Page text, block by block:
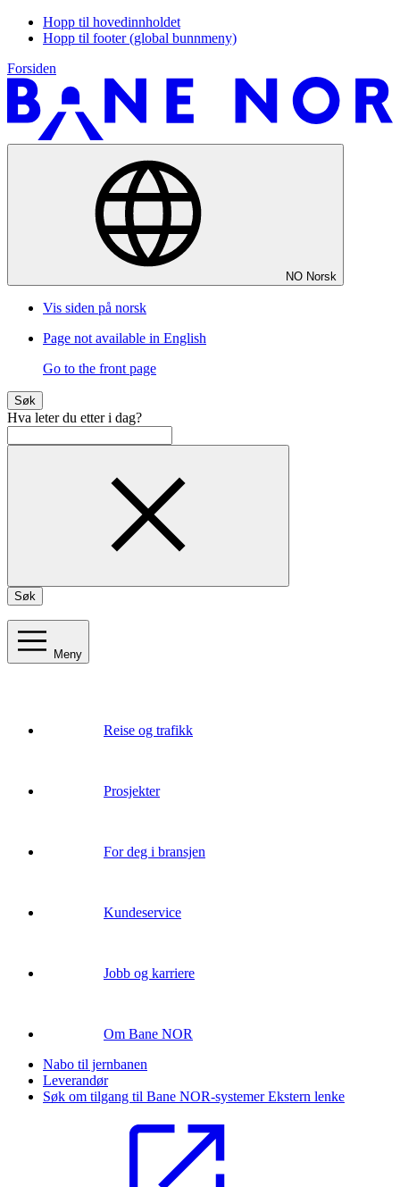
Hopp til hovedinnholdet
Hopp til footer (global bunnmeny)
Forsiden
NO Norsk
Vis siden på norsk
Page not available in English
Go to the front page
Søk
Hva leter du etter i dag?
Søk
Meny
Reise og trafikk
Prosjekter
For deg i bransjen
Kundeservice
Jobb og karriere
Om Bane NOR
Nabo til jernbanen
Leverandør
Søk om tilgang til Bane NOR-systemerEkstern lenke